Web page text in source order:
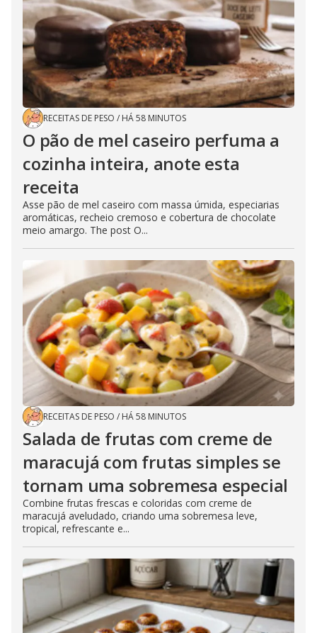
RECEITAS DE PESO / HÁ 58 MINUTOS
O pão de mel caseiro perfuma a
cozinha inteira, anote esta
receita
Asse pão de mel caseiro com massa úmida, especiarias
aromáticas, recheio cremoso e cobertura de chocolate
meio amargo. The post O...
RECEITAS DE PESO / HÁ 58 MINUTOS
Salada de frutas com creme de
maracujá com frutas simples se
tornam uma sobremesa especial
Combine frutas frescas e coloridas com creme de
maracujá aveludado, criando uma sobremesa leve,
tropical, refrescante e...